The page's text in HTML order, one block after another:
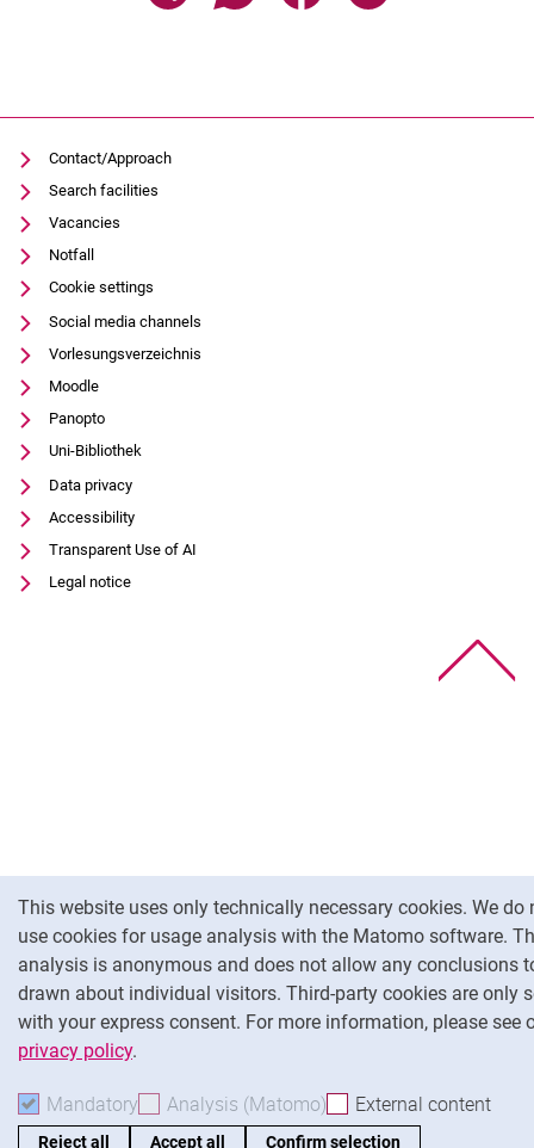
This website uses only technically necessary cookies. We do
use cookies for usage analysis with the Matomo software.
analysis is anonymous and does not allow any conclusions
drawn about individual visitors. Third-party cookies are only
with your express consent. For more information, please see
privacy policy.
Mandatory Accept mandatory cookies
Analysis (Matomo) Accept analysis cookies
External content
Reject all Accept all Confirm selection
Contact/Approach
Search facilities
Vacancies
Notfall
Cookie settings
Social media channels
Vorlesungsverzeichnis
Moodle
Panopto
Uni-Bibliothek
Data privacy
Accessibility
Transparent Use of AI
Legal notice